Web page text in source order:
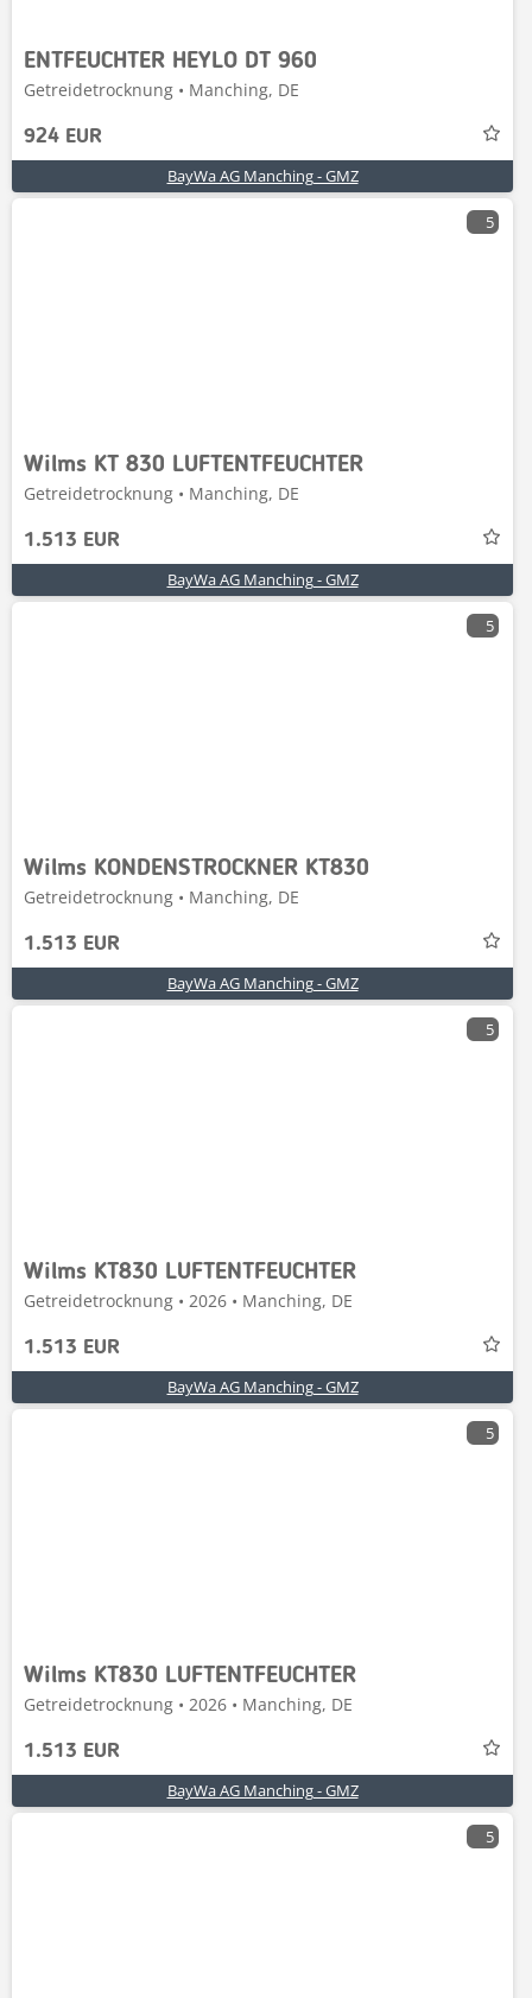
ENTFEUCHTER HEYLO DT 960
Getreidetrocknung • Manching, DE
924 EUR
BayWa AG Manching - GMZ
5
Wilms KT 830 LUFTENTFEUCHTER
Getreidetrocknung • Manching, DE
1.513 EUR
BayWa AG Manching - GMZ
5
Wilms KONDENSTROCKNER KT830
Getreidetrocknung • Manching, DE
1.513 EUR
BayWa AG Manching - GMZ
5
Wilms KT830 LUFTENTFEUCHTER
Getreidetrocknung • 2026 • Manching, DE
1.513 EUR
BayWa AG Manching - GMZ
5
Wilms KT830 LUFTENTFEUCHTER
Getreidetrocknung • 2026 • Manching, DE
1.513 EUR
BayWa AG Manching - GMZ
5